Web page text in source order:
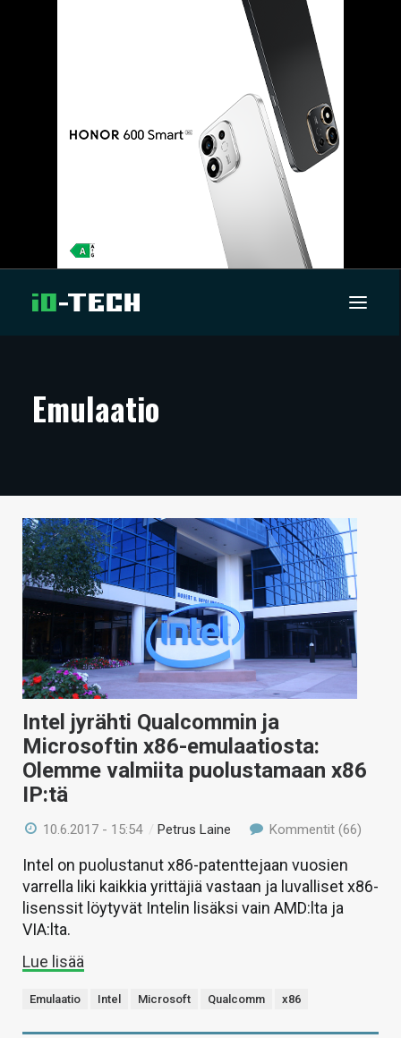
ARTIKKELIT
TECHBBS
TIETOA
HINTA.FI
KAUPPA
VAIHDA TEEMA
HAKU
Emulaatio
Intel jyrähti Qualcommin ja
Microsoftin x86-emulaatiosta:
Olemme valmiita puolustamaan x86
IP:tä
10.6.2017 - 15:54 /Petrus Laine Kommentit (66)
Intel on puolustanut x86-patenttejaan vuosien
varrella liki kaikkia yrittäjiä vastaan ja luvalliset x86-
lisenssit löytyvät Intelin lisäksi vain AMD:lta ja
VIA:lta.
Lue lisää
Emulaatio Intel Microsoft Qualcomm x86